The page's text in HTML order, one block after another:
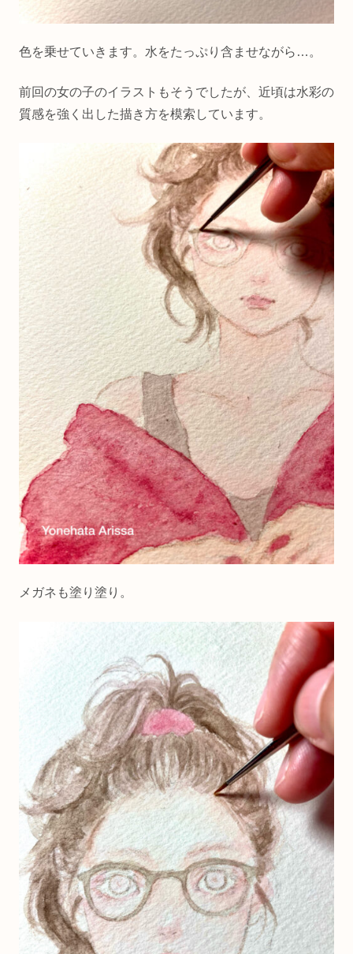
色を乗せていきます。水をたっぷり含ませながら…。
前回の女の子のイラストもそうでしたが、近頃は水彩の
質感を強く出した描き方を模索しています。
メガネも塗り塗り。